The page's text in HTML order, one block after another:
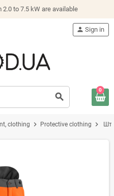
to 7.5 kW are available
search
person Sign in
0
clothing chevron_right Protective clothing chevron_right